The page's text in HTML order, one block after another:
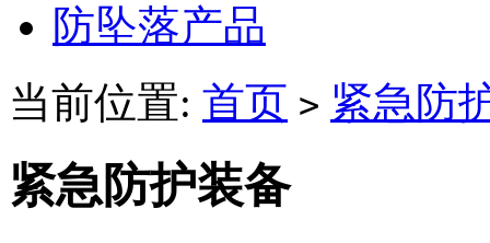
防坠落产品
当前位置: 首页 > 紧急防
紧急防护装备